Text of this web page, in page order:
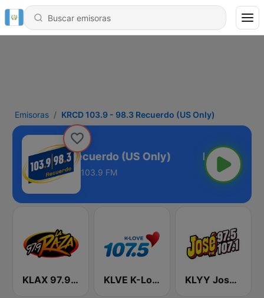
Emisoras KRCD 103.9 - 98.3 Recuerdo (US Only)
- 98.3 Recuerdo (US Only)
103.9 FM
KLAX 97.9 La Raza FM KLVE K-Love 107.5 FM (US Only) KLYY José 97.5 y 107.1